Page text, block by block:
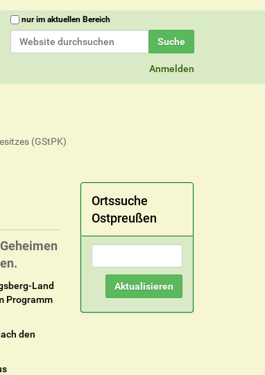
Website durchsuchen
nur im aktuellen Bereich
Anmelden
(GStPK)
Land
Programm
den
Ortssuche
Ostpreußen